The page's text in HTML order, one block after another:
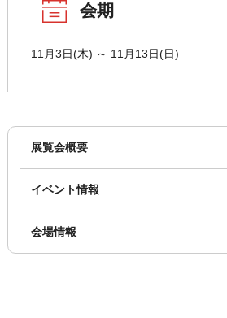
会期
11月3日(木) ～ 11月13日(日)
展覧会概要
イベント情報
会場情報